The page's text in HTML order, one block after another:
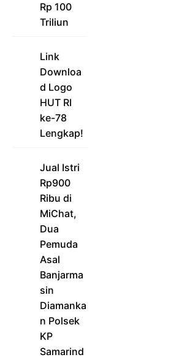
Rp 100
Triliun
Link
Downloa
d Logo
HUT RI
ke-78
Lengkap!
Jual Istri
Rp900
Ribu di
MiChat,
Dua
Pemuda
Asal
Banjarma
sin
Diamanka
n Polsek
KP
Samarind